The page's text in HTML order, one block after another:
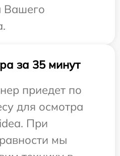
Вашего
за 35 минут
приедет по
для осмотра
При
мы